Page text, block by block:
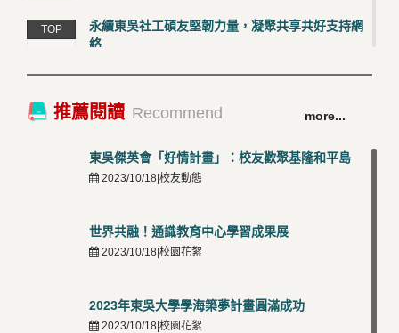
TOP
永續東吳社工碩友堅韌力量，凝聚共享共好支持網
絡
TOP
卓越永續校園 東吳大學連奪 ISO 14001、45001 及
50001三大國際驗證殊榮
推薦閱讀 Recommend more...
東吳傑英會「好情計畫」：校友歡聚基隆和平島
2023/10/18|校友動態
世界共融！通識教育中心學習成果展
2023/10/18|校園花絮
2023年東吳大學學海築夢計畫圓滿成功
2023/10/18|校園花絮